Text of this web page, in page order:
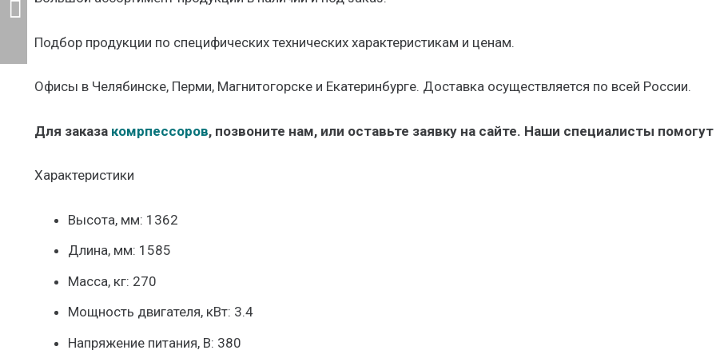
Подбор продукции по специфических технических характеристикам и ценам.
Офисы в Челябинске, Перми, Магнитогорске и Екатеринбурге. Доставка осуществляется по всей России.
Для заказа комрпессоров, позвоните нам, или оставьте заявку на сайте. Наши специалисты
Характеристики
Высота, мм: 1362
Длина, мм: 1585
Масса, кг: 270
Мощность двигателя, кВт: 3.4
Напряжение питания, В: 380